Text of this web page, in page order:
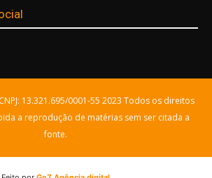
13.321.695/0001-55 2023 Todos os direitos
a reprodução de matérias sem ser citada a
fonte.